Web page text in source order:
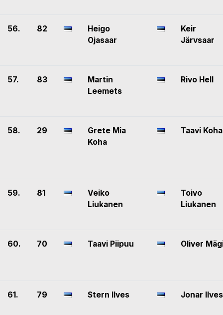
56. 82
Heigo
Ojasaar
Keir
Järvsaar
57. 83
Martin
Leemets
Rivo Hell
58. 29
Grete Mia
Koha
Taavi Koha
59. 81
Veiko
Liukanen
Toivo
Liukanen
60. 70 Taavi Piipuu Oliver
61. 79 Stern Ilves Jonar Ilves